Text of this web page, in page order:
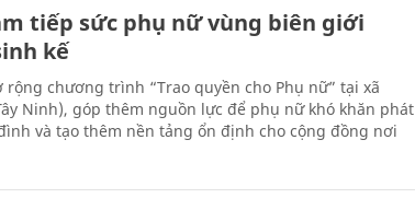
tiếp sức phụ nữ vùng biên giới
kế
rộng chương trình “Trao quyền cho Phụ nữ” tại xã
Ninh), góp thêm nguồn lực để phụ nữ khó khăn phát
và tạo thêm nền tảng ổn định cho cộng đồng nơi